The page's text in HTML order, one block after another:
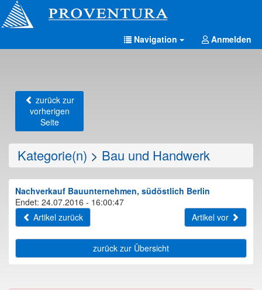
Navigation Anmelden
zurück zur
vorherigen
Seite
Kategorie(n) > Bau und Handwerk
Nachverkauf Bauunternehmen, südöstlich Berlin
Endet: 24.07.2016 - 16:00:47
Artikel zurück
Artikel vor
zurück zur Übersicht